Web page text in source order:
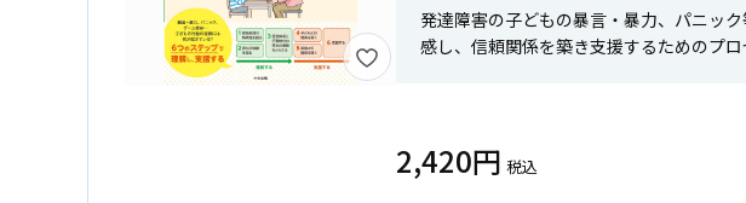
発達障害の子どもの暴言・暴力、パニッ
感し、信頼関係を築き支援するためのプ
2,420円 税込